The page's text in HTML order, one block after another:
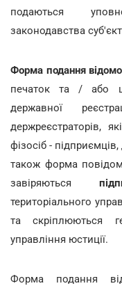
подаються
законодавства
Форма подання
печаток та / або
державної
держреєстраторів,
фізосіб -
також форма
завіряються
територіального
та скріплюються
управління юстиції.
Форма подання